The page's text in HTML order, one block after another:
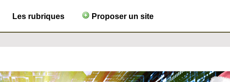
Les rubriques Proposer un site